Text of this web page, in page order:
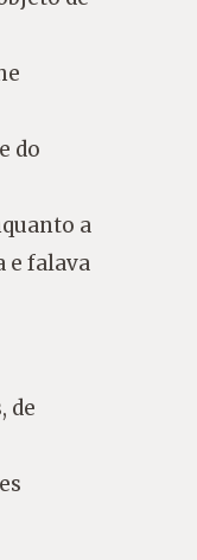
do
a
e falava
de